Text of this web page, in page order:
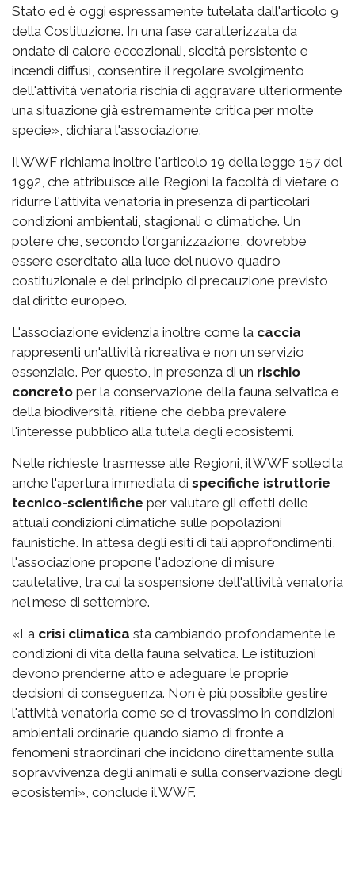
Stato ed è oggi espressamente tutelata dall'articolo 9
della Costituzione. In una fase caratterizzata da
ondate di calore eccezionali, siccità persistente e
incendi diffusi, consentire il regolare svolgimento
dell'attività venatoria rischia di aggravare ulteriormente
una situazione già estremamente critica per molte
specie», dichiara l'associazione.
Il WWF richiama inoltre l'articolo 19 della legge 157 del
1992, che attribuisce alle Regioni la facoltà di vietare o
ridurre l'attività venatoria in presenza di particolari
condizioni ambientali, stagionali o climatiche. Un
potere che, secondo l'organizzazione, dovrebbe
essere esercitato alla luce del nuovo quadro
costituzionale e del principio di precauzione previsto
dal diritto europeo.
L'associazione evidenzia inoltre come la caccia
rappresenti un'attività ricreativa e non un servizio
essenziale. Per questo, in presenza di un rischio
concreto per la conservazione della fauna selvatica e
della biodiversità, ritiene che debba prevalere
l'interesse pubblico alla tutela degli ecosistemi.
Nelle richieste trasmesse alle Regioni, il WWF sollecita
anche l'apertura immediata di specifiche istruttorie
tecnico-scientifiche per valutare gli effetti delle
attuali condizioni climatiche sulle popolazioni
faunistiche. In attesa degli esiti di tali approfondimenti,
l'associazione propone l'adozione di misure
cautelative, tra cui la sospensione dell'attività venatoria
nel mese di settembre.
«La crisi climatica sta cambiando profondamente le
condizioni di vita della fauna selvatica. Le istituzioni
devono prenderne atto e adeguare le proprie
decisioni di conseguenza. Non è più possibile gestire
l'attività venatoria come se ci trovassimo in condizioni
ambientali ordinarie quando siamo di fronte a
fenomeni straordinari che incidono direttamente sulla
sopravvivenza degli animali e sulla conservazione degli
ecosistemi», conclude il WWF.